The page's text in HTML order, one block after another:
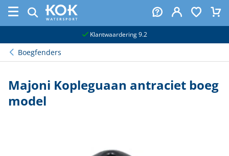
Klantwaardering 9.2
Boegfenders
Majoni Kopleguaan antraciet boeg
model